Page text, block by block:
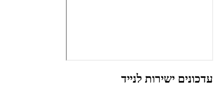
עדכונים ישירות לנייד